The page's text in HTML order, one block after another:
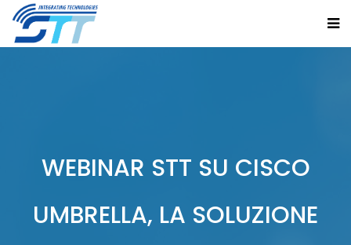
WEBINAR STT SU CISCO
UMBRELLA, LA SOLUZIONE